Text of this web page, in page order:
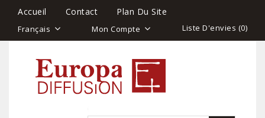
Accueil Contact Plan Du Site
Français Mon Compte Liste D'envies (0)